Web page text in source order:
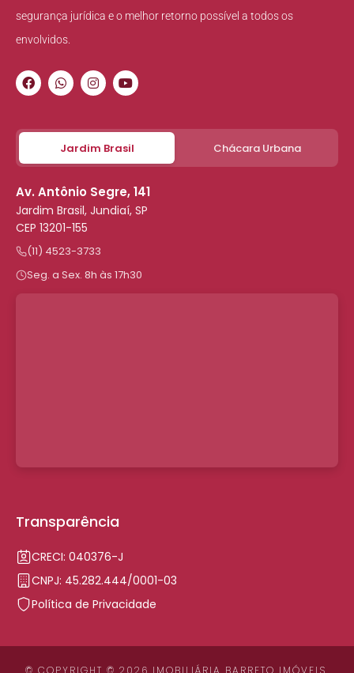
segurança jurídica e o melhor retorno possível a todos os
envolvidos.
Jardim Brasil Chácara Urbana
Av. Antônio Segre, 141
Jardim Brasil, Jundiaí, SP
CEP 13201-155
(11) 4523-3733
Seg. a Sex. 8h às 17h30
Transparência
CRECI: 040376-J
CNPJ: 45.282.444/0001-03
Política de Privacidade